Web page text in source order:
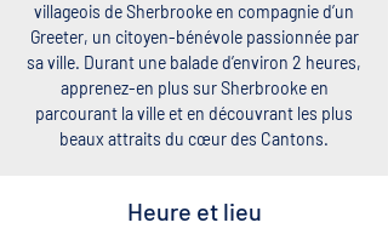
villageois de Sherbrooke en compagnie d’un
Greeter, un citoyen-bénévole passionnée par
sa ville. Durant une balade d’environ 2 heures,
apprenez-en plus sur Sherbrooke en
parcourant la ville et en découvrant les plus
beaux attraits du cœur des Cantons.
Heure et lieu